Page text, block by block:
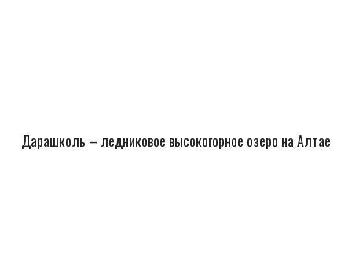
Дарашколь – ледниковое высокогорное озеро на Алтае